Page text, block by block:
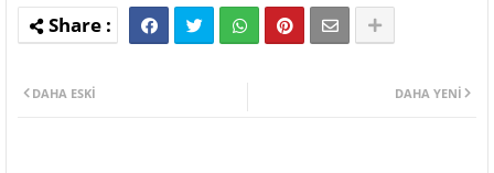
DAHA YENI
DAHA ESKI